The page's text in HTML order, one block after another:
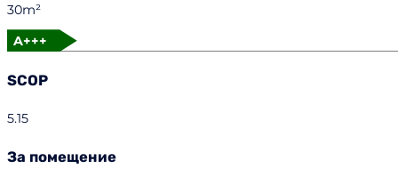
30m²
A+++
SCOP
5.15
За помещение